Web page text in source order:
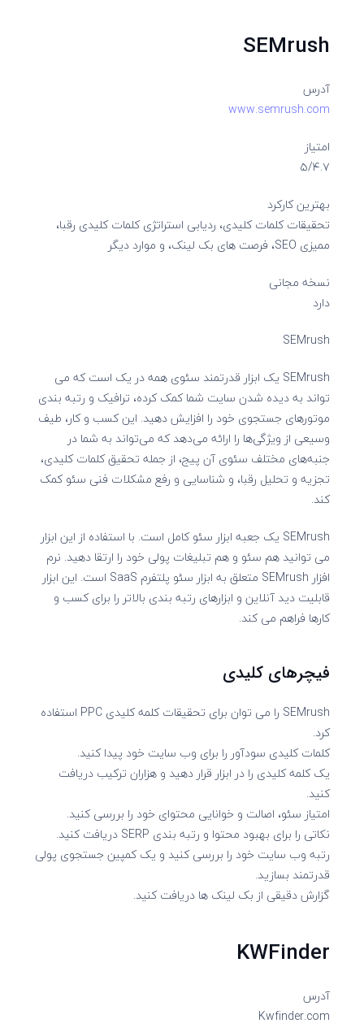
SEMrush
آدرس
www.semrush.com
امتیاز
۵/۴.۷
بهترین کارکرد
تحقیقات کلمات کلیدی، ردیابی استراتژی کلمات کلیدی رقبا،
ممیزی SEO، فرصت های بک لینک، و موارد دیگر
نسخه مجانی
دارد
SEMrush
SEMrush یک ابزار قدرتمند سئوی همه در یک است که می
تواند به دیده شدن سایت شما کمک کرده، ترافیک و رتبه بندی
موتورهای جستجوی خود را افزایش دهید. این کسب و کار، طیف
وسیعی از ویژگی‌ها را ارائه می‌دهد که می‌تواند به شما در
جنبه‌های مختلف سئوی آن پیج، از جمله تحقیق کلمات کلیدی،
تجزیه و تحلیل رقبا، و شناسایی و رفع مشکلات فنی سئو کمک
کند.
SEMrush یک جعبه ابزار سئو کامل است. با استفاده از این ابزار
می توانید هم سئو و هم تبلیغات پولی خود را ارتقا دهید. نرم
افزار SEMrush متعلق به ابزار سئو پلتفرم SaaS است. این ابزار
قابلیت دید آنلاین و ابزارهای رتبه بندی بالاتر را برای کسب و
کارها فراهم می کند.
فیچرهای کلیدی
SEMrush را می توان برای تحقیقات کلمه کلیدی PPC استفاده
کرد.
کلمات کلیدی سودآور را برای وب سایت خود پیدا کنید.
یک کلمه کلیدی را در ابزار قرار دهید و هزاران ترکیب دریافت
کنید.
امتیاز سئو، اصالت و خوانایی محتوای خود را بررسی کنید.
نکاتی را برای بهبود محتوا و رتبه بندی SERP دریافت کنید.
رتبه وب سایت خود را بررسی کنید و یک کمپین جستجوی پولی
قدرتمند بسازید.
گزارش دقیقی از بک لینک ها دریافت کنید.
KWFinder
آدرس
Kwfinder.com